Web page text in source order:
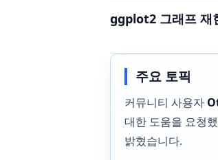
ggplot2 그래프 재
주요 토픽
커뮤니티 사용자
대한 도움을 요청
밝혔습니다.